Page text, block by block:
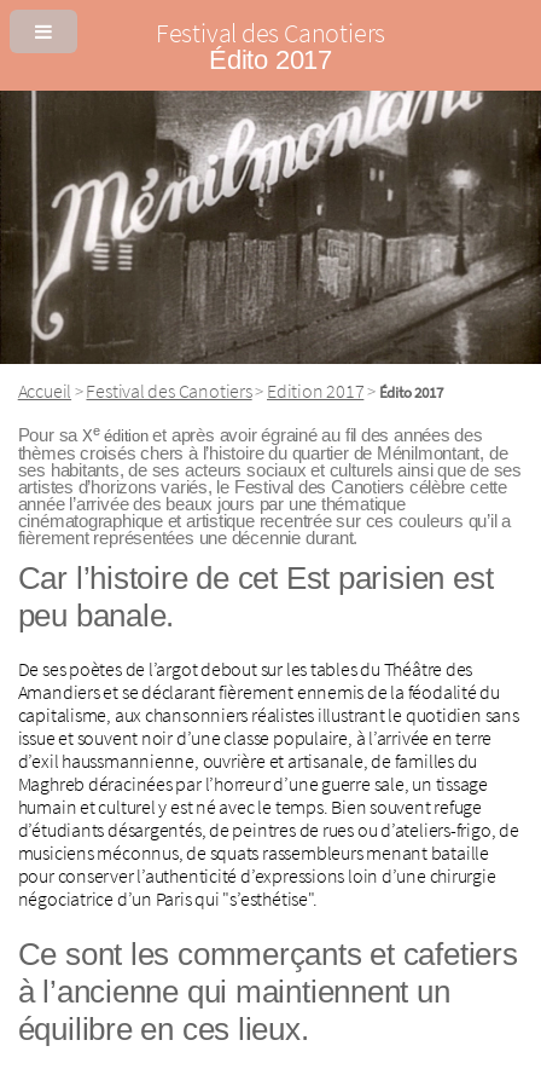
Festival des Canotiers
Édito 2017
Accueil >Festival des Canotiers> Edition 2017> Édito 2017
Pour sa Xeéditionet après avoir égrainé au fil des années des
thèmes croisés chers à l’histoire du quartier de Ménilmontant, de
ses habitants, de ses acteurs sociaux et culturels ainsi que de ses
artistes d’horizons variés, le Festival des Canotiers célèbre cette
année l’arrivée des beaux jours par une thématique
cinématographique et artistique recentrée sur ces couleurs qu’il a
fièrement représentées une décennie durant.
Car l’histoire de cet Est parisien est
peu banale.
De ses poètes de l’argot debout sur les tables du Théâtre des
Amandiers et se déclarant fièrement ennemis de la féodalité du
capitalisme, aux chansonniers réalistes illustrant le quotidien sans
issue et souvent noir d’une classe populaire, à l’arrivée en terre
d’exil haussmannienne, ouvrière et artisanale, de familles du
Maghreb déracinées par l’horreur d’une guerre sale, un tissage
humain et culturel y est né avec le temps. Bien souvent refuge
d’étudiants désargentés, de peintres de rues ou d’ateliers-frigo, de
musiciens méconnus, de squats rassembleurs menant bataille
pour conserver l’authenticité d’expressions loin d’une chirurgie
négociatrice d’un Paris qui "s’esthétise".
Ce sont les commerçants et cafetiers
à l’ancienne qui maintiennent un
équilibre en ces lieux.